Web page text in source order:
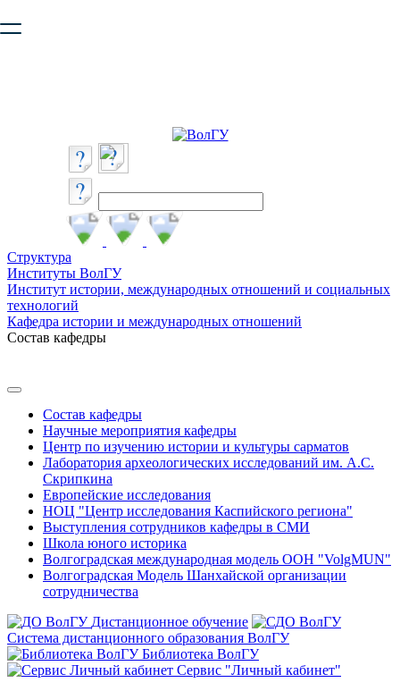
безопасную работу с сайтом. Пожалуйста
Структура
Институты ВолГУ
Институт истории, международных отношений и социальных
технологий
Кафедра истории и международных отношений
Состав кафедры
Состав кафедры
Научные мероприятия кафедры
Центр по изучению истории и культуры сарматов
Лаборатория археологических исследований им. А.С.
Скрипкина
Европейские исследования
НОЦ "Центр исследования Каспийского региона"
Выступления сотрудников кафедры в СМИ
Школа юного историка
Волгоградская международная модель ООН "VolgMUN"
Волгоградская Модель Шанхайской организации
сотрудничества
Дистанционное обучение
Система дистанционного образования ВолГУ
Библиотека ВолГУ
Сервис "Личный кабинет"